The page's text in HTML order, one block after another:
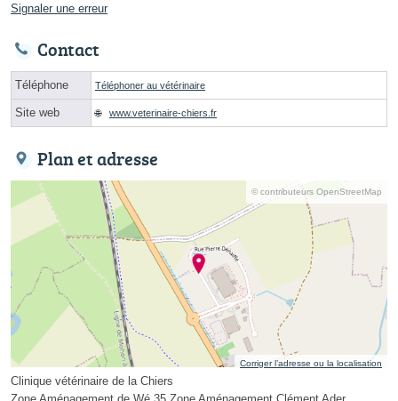
Signaler une erreur
Contact
Téléphone Téléphoner au vétérinaire
Site web www.veterinaire-chiers.fr
Plan et adresse
© contributeurs OpenStreetMap
Corriger l’adresse ou la localisation
Clinique vétérinaire de la Chiers